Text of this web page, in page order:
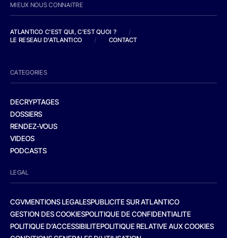
MIEUX NOUS CONNAITRE
ATLANTICO C'EST QUI, C'EST QUOI ?
/
LE RESEAU D'ATLANTICO
/ CONTACT
CATEGORIES
DECRYPTAGES
DOSSIERS
RENDEZ-VOUS
VIDEOS
PODCASTS
LEGAL
CGVMENTIONS LEGALESPUBLICITE SUR ATLANTICO
GESTION DES COOKIESPOLITIQUE DE CONFIDENTIALITE
POLITIQUE D’ACCESSIBILITEPOLITIQUE RELATIVE AUX COOKIES